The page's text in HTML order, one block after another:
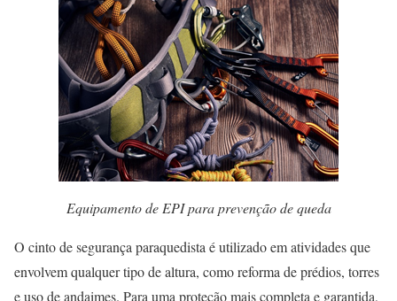
Equipamento de EPI para prevenção de queda
O cinto de segurança paraquedista é utilizado em atividades que
envolvem qualquer tipo de altura, como reforma de prédios, torres
e uso de andaimes. Para uma proteção mais completa e garantida,